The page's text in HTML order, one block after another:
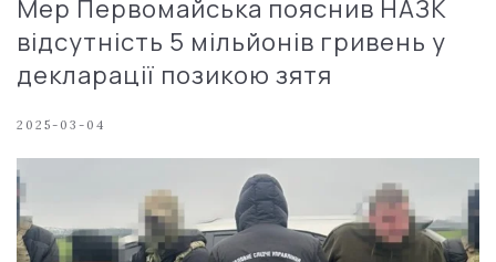
Мер Первомайська пояснив НАЗК
відсутність 5 мільйонів гривень у
декларації позикою зятя
2025-03-04